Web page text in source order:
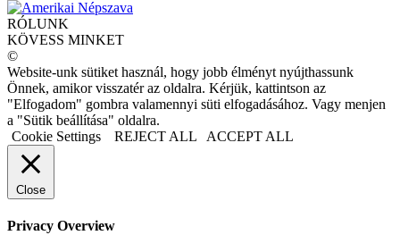
RÓLUNK
KÖVESS MINKET
©
Website-unk sütiket használ, hogy jobb élményt nyújthassunk
Önnek, amikor visszatér az oldalra. Kérjük, kattintson az
"Elfogadom" gombra valamennyi süti elfogadásához. Vagy menjen
a "Sütik beállítása" oldalra.
Cookie Settings
REJECT ALL ACCEPT ALL
Close
Privacy Overview